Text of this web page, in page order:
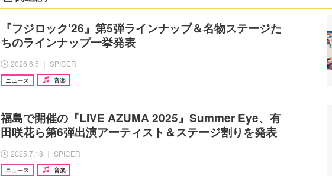
『フジロック'26』第5弾ラインナップ＆名物ステージた
ちのラインナップ一挙発表
2026.6.5 ｜ SPICER
ニュース 音楽
福島で開催の『LIVE AZUMA 2025』Summer Eye、有
田咲花ら第6弾出演アーティスト＆ステージ割りを発表
2025.7.18 ｜ SPICER
ニュース 音楽